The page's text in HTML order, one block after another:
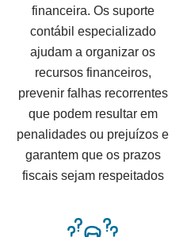
financeira. Os suporte
contábil especializado
ajudam a organizar os
recursos financeiros,
prevenir falhas recorrentes
que podem resultar em
penalidades ou prejuízos e
garantem que os prazos
fiscais sejam respeitados